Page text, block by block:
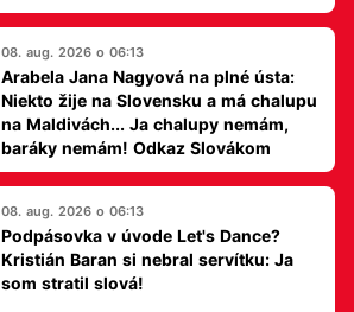
hovorí Milan Ondrík
08. aug. 2026 o 06:13
Arabela Jana Nagyová na plné ústa:
Niekto žije na Slovensku a má chalupu
na Maldivách... Ja chalupy nemám,
baráky nemám! Odkaz Slovákom
08. aug. 2026 o 06:13
Podpásovka v úvode Let's Dance?
Kristián Baran si nebral servítku: Ja
som stratil slová!